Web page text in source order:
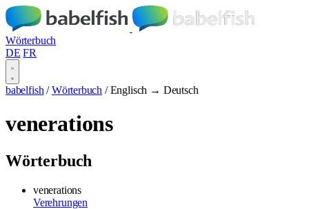
Wörterbuch
DE FR
babelfish / Wörterbuch / Englisch → Deutsch
venerations
Wörterbuch
venerations
Verehrungen